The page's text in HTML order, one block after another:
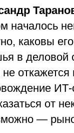
началось
каковы
в деловой
не
ИТ-
от
—